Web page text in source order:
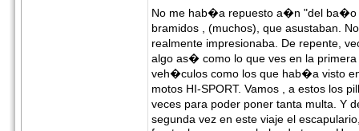
No me hab�a repuesto a�n "del ba�o
bramidos , (muchos), que asustaban.
realmente impresionaba. De repente,
algo as� como lo que ves en la
veh�culos como los que hab�a visto
motos HI-SPORT. Vamos , a estos los
veces para poder poner tanta multa. Y
segunda vez en este viaje el